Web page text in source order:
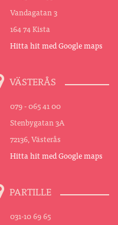
Vandagatan 3
164 74 Kista
Hitta hit med Google maps
VÄSTERÅS
079 - 065 41 00
Stenbygatan 3A
72136, Västerås
Hitta hit med Google maps
PARTILLE
031-10 69 65